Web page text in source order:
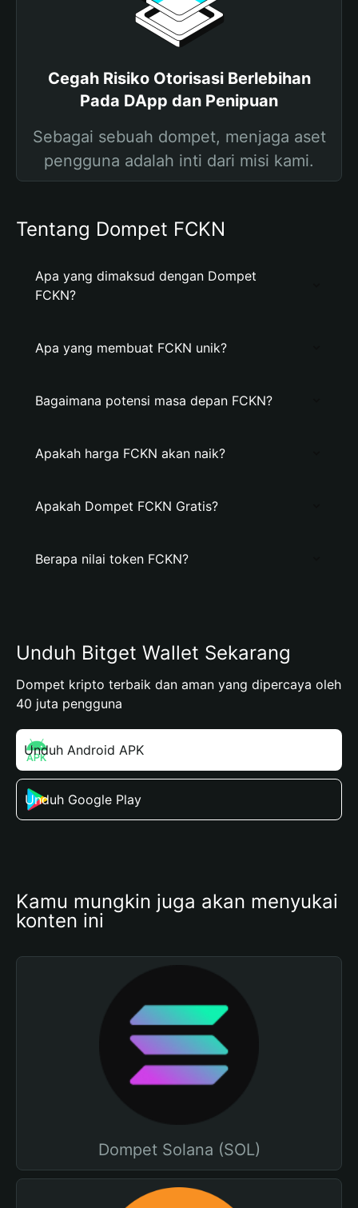
Cegah Risiko Otorisasi Berlebihan
Pada DApp dan Penipuan
Sebagai sebuah dompet, menjaga aset
pengguna adalah inti dari misi kami.
Tentang Dompet FCKN
Apa yang dimaksud dengan Dompet
FCKN?
Apa yang membuat FCKN unik?
Bagaimana potensi masa depan FCKN?
Apakah harga FCKN akan naik?
Apakah Dompet FCKN Gratis?
Berapa nilai token FCKN?
Unduh Bitget Wallet Sekarang
Dompet kripto terbaik dan aman yang dipercaya oleh
40 juta pengguna
Unduh Android APK
Unduh Google Play
Kamu mungkin juga akan menyukai
konten ini
Dompet Solana (SOL)